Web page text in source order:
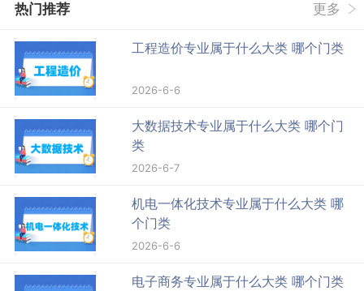
热门推荐 更多
工程造价专业属于什么大类 哪个门类
2026-6-6
大数据技术专业属于什么大类 哪个门
类
2026-6-7
机电一体化技术专业属于什么大类 哪
个门类
2026-6-6
电子商务专业属于什么大类 哪个门类